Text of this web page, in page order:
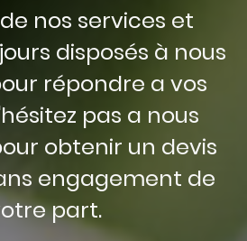
nos services et
disposés à nous
répondre a vos
pas a nous
obtenir un devis
engagement de
part.